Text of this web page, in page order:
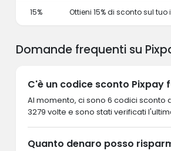
15% Ottieni 15% di sconto sul
Domande frequenti su
C'è un codice sconto Pixpay
Al momento, ci sono 6 codici sconto
3279 volte e sono stati verificati
Quanto denaro posso